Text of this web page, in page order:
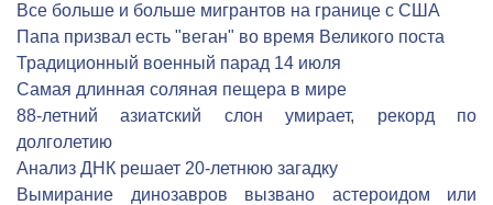
Все больше и больше мигрантов на границе с США
Папа призвал есть "веган" во время Великого поста
Традиционный военный парад 14 июля
Самая длинная соляная пещера в мире
88-летний азиатский слон умирает, рекорд по
долголетию
Анализ ДНК решает 20-летнюю загадку
Вымирание динозавров вызвано астероидом или